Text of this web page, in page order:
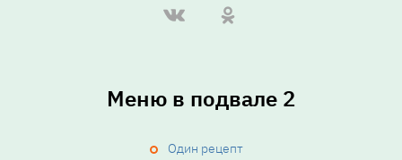
Меню в подвале 2
Один рецепт